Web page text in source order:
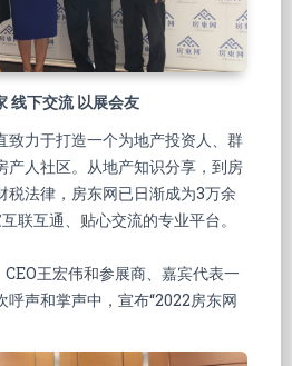
线下交流 以展会友
致力于打造一个为地产投资人、群
产人社区。从地产知识分享，到房
税法律，房东网已日渐成为3万余
联互通、贴心交流的专业平台。
CEO王宏伟和参展商、嘉宾代表一
呼声和掌声中，宣布“2022房东网